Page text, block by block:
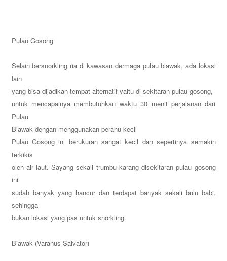
Pulau Gosong
Selain bersnorkling ria di kawasan dermaga pulau biawak, ada lokasi
lain
yang bisa dijadikan tempat alternatif yaitu di sekitaran pulau gosong,
untuk mencapainya membutuhkan waktu 30 menit perjalanan dari
Pulau
Biawak dengan menggunakan perahu kecil
Pulau Gosong ini berukuran sangat kecil dan sepertinya semakin
terkikis
oleh air laut. Sayang sekali trumbu karang disekitaran pulau gosong
ini
sudah banyak yang hancur dan terdapat banyak sekali bulu babi,
sehingga
bukan lokasi yang pas untuk snorkling.
Biawak (Varanus Salvator)